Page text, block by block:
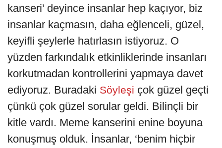
kanseri’ deyince insanlar hep kaçıyor, biz
insanlar kaçmasın, daha eğlenceli, güzel,
keyifli şeylerle hatırlasın istiyoruz. O
yüzden farkındalık etkinliklerinde insanları
korkutmadan kontrollerini yapmaya davet
ediyoruz. Buradaki Söyleşi çok güzel geçti
çünkü çok güzel sorular geldi. Bilinçli bir
kitle vardı. Meme kanserini enine boyuna
konuşmuş olduk. İnsanlar, ‘benim hiçbir